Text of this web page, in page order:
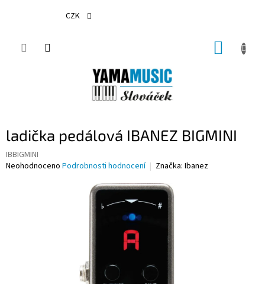
CZK
ladička pedálová IBANEZ BIGMINI
IBBIGMINI
Průměrné
Neohodnoceno Podrobnosti hodnocení Značka: Ibanez